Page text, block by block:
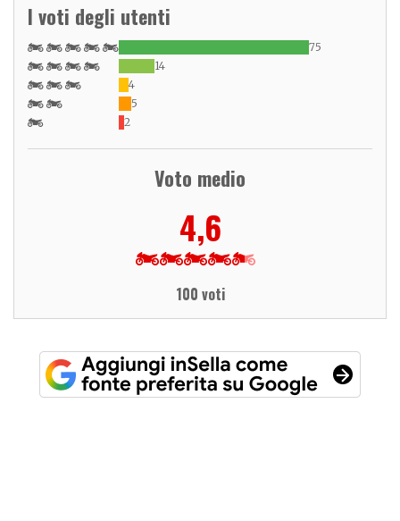
I voti degli utenti
75
14
4
5
2
Voto medio
4,6
100 voti